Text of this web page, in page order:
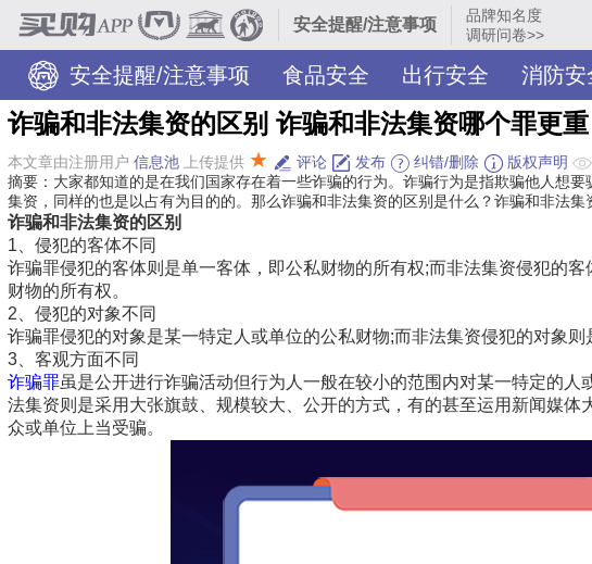
安全提醒/注意事项
品牌知名度
调研问卷>>
安全提醒/注意事项 食品安全 出行安全 消防安
危险物品防范
旅游安全 个人网络信息安全 哲理智慧
诈骗和非法集资的区别 诈骗和非法集资哪个罪更重
本文章由注册用户 信息池 上传提供 ★ 评论 发布 纠错/删除 版权声明
摘要：大家都知道的是在我们国家存在着一些诈骗的行为。诈骗行为是指欺骗他人想
集资，同样的也是以占有为目的的。那么诈骗和非法集资的区别是什么？诈骗和非法集
诈骗和非法集资的区别
1、侵犯的客体不同
诈骗罪侵犯的客体则是单一客体，即公私财物的所有权;而非法集资侵犯的
财物的所有权。
2、侵犯的对象不同
诈骗罪侵犯的对象是某一特定人或单位的公私财物;而非法集资侵犯的对象则
3、客观方面不同
诈骗罪虽是公开进行诈骗活动但行为人一般在较小的范围内对某一特定的
法集资则是采用大张旗鼓、规模较大、公开的方式，有的甚至运用新闻媒
众或单位上当受骗。